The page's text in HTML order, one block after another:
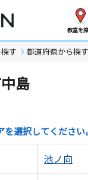
教室を
す 都道府県から探す
島
選択してください
池ノ向